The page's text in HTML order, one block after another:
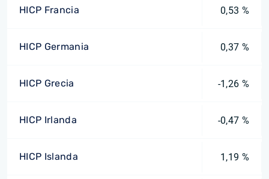
HICP Francia 0,53 %
HICP Germania 0,37 %
HICP Grecia -1,26 %
HICP Irlanda -0,47 %
HICP Islanda 1,19 %